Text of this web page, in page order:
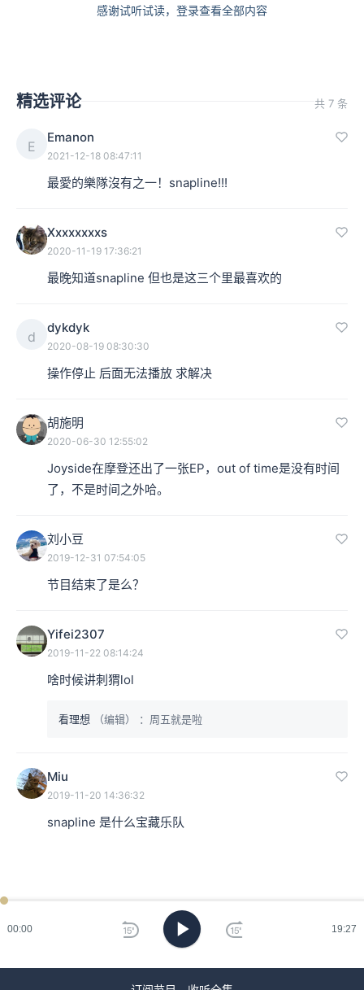
00:00 19:27
会觉得有点奇怪，难道摇滚乐或者独立音乐不是用来在音
密的，他们需要很多方面的协调来搭建一个氛围，让大家
做那种音乐节上，让所有人大合唱的、让所有人跟着音乐
节拍晃动身体的表演。
1. Joyside：舞台上的肮脏酒鬼
次性出了三张专辑，那这三张专辑是奠定了兵马司这样一
个品牌的气质和调性，一个是Carsick Cars的第一张，一
一个偏朋克、历史比较漫长的乐队，在这里边他们算老大
感谢试听试读，登录查看全部内容
精选评论 共 7 条
E
Emanon
2021-12-18 08:47:11
最愛的樂隊沒有之一！snapline!!!
Xxxxxxxxs
2020-11-19 17:36:21
最晚知道snapline 但也是这三个里最喜欢的
d
dykdyk
2020-08-19 08:30:30
操作停止 后面无法播放 求解决
胡施明
2020-06-30 12:55:02
Joyside在摩登还出了一张EP，out of time是没有时间
了，不是时间之外哈。
刘小豆
2019-12-31 07:54:05
节目结束了是么？
Yifei2307
2019-11-22 08:14:24
啥时候讲刺猬lol
看理想 （编辑） ：周五就是啦
Miu
2019-11-20 14:36:32
snapline 是什么宝藏乐队